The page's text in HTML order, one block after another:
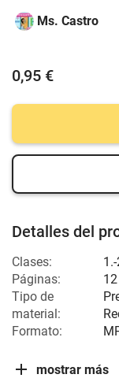
Ms. Castro
0,95 €
Detalles del
Clases:
Páginas:
Tipo de
material:
Formato:
mostrar más